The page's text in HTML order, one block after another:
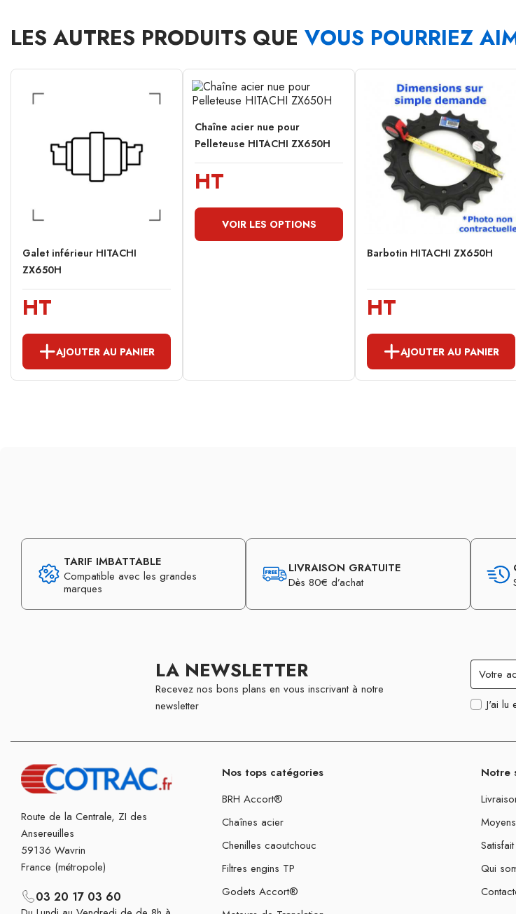
LES AUTRES PRODUITS QUE VOUS POURRIEZ
Galet inférieur HITACHI
ZX650H
HT
AJOUTER AU PANIER
Chaîne acier nue pour
Pelleteuse HITACHI ZX650H
HT
VOIR LES OPTIONS
Barbotin HITACHI ZX650H
HT
AJOUTER AU PANIER
TARIF IMBATTABLE
Compatible avec les grandes
marques
LIVRAISON GRATUITE
Dès 80€ d’achat
LA NEWSLETTER
Recevez nos bons plans en vous inscrivant à notre
newsletter
J'ai lu
Route de la Centrale, ZI des
Ansereuilles
59136 Wavrin
France (métropole)
03 20 17 03 60
Nos tops catégories
BRH Accort®
Chaînes acier
Chenilles caoutchouc
Filtres engins TP
Godets Accort®
Notre
Qui